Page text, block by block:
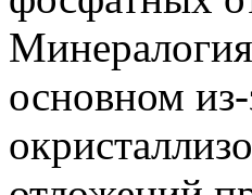
основном